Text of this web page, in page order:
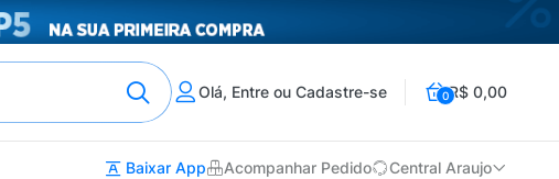
Olá, Entre ou Cadastre-se 0R$ 0,00
Baixar App Acompanhar Pedido Central Araujo